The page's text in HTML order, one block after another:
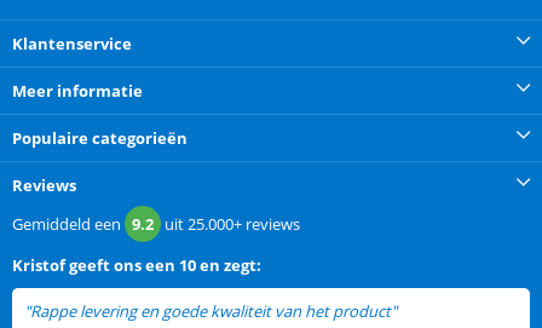
Klantenservice
Meer informatie
Populaire categorieën
Reviews
Gemiddeld een 9.2 uit25.000+ reviews
Kristofgeeft ons een 10 en zegt:
"Rappe levering en goede kwaliteit van het product"